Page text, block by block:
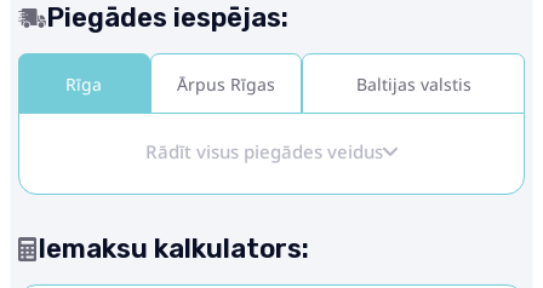
Piegādes iespējas:
Rīga Ārpus Rīgas Baltijas valstis
Rādīt visus piegādes veidus
Iemaksu kalkulators: